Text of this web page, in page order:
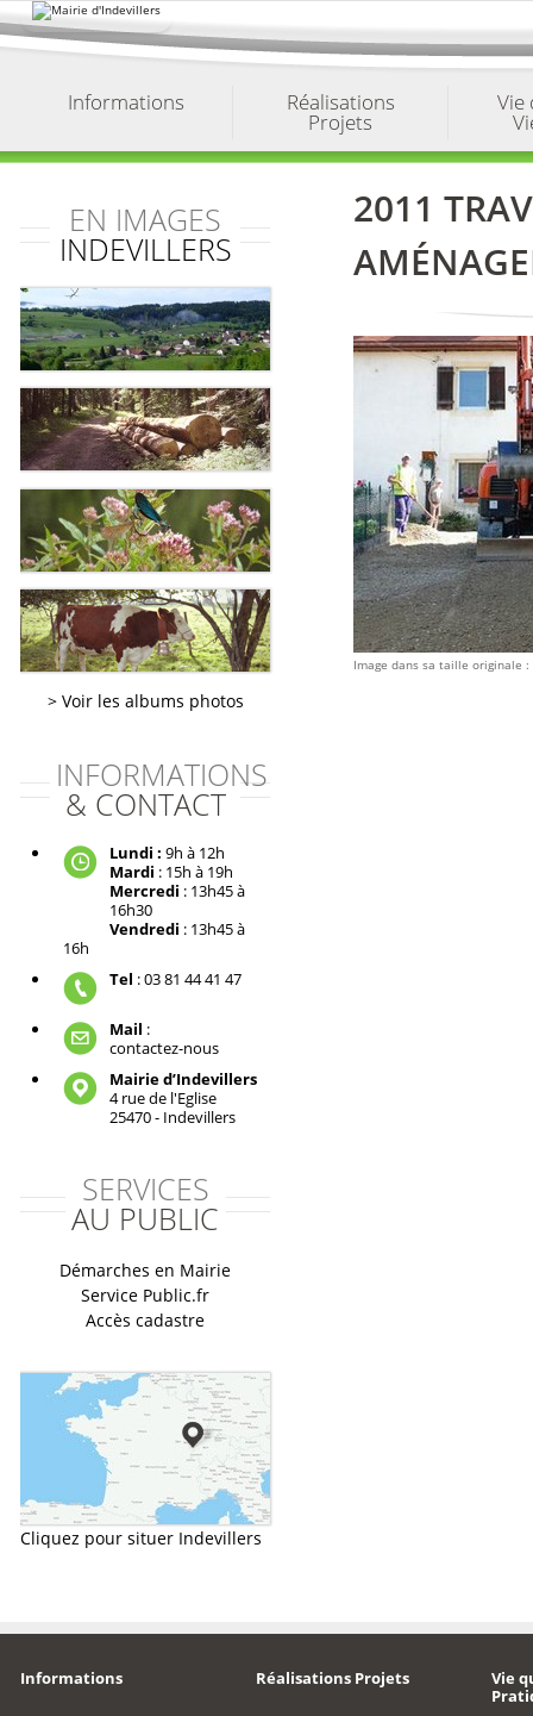
au
contenu.
Informations Réalisations
Projets
Vie
EN IMAGES
INDEVILLERS
Voir les albums photos
INFORMATIONS
& CONTACT
Lundi : 9h à 12h
Mardi : 15h à 19h
Mercredi : 13h45 à
16h30
Vendredi : 13h45 à
16h
Tel : 03 81 44 41 47
Mail :
contactez-nous
Mairie d’Indevillers
4 rue de l'Eglise
25470 - Indevillers
SERVICES
AU PUBLIC
Démarches en Mairie
Service Public.fr
Accès cadastre
Cliquez pour situer Indevillers
2011
Image dans sa taille originale :
Informations Réalisations Projets
Vie